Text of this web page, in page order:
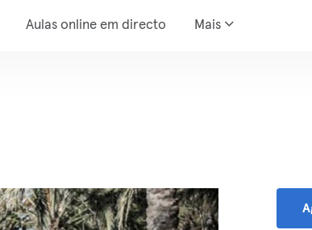
Aulas online em directo Mais